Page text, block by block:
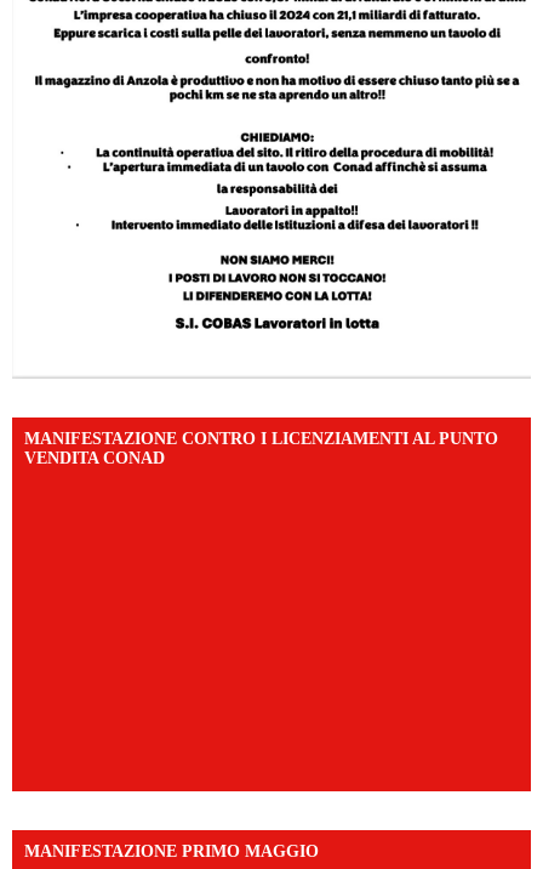
MANIFESTAZIONE CONTRO I LICENZIAMENTI AL PUNTO
VENDITA CONAD
MANIFESTAZIONE PRIMO MAGGIO